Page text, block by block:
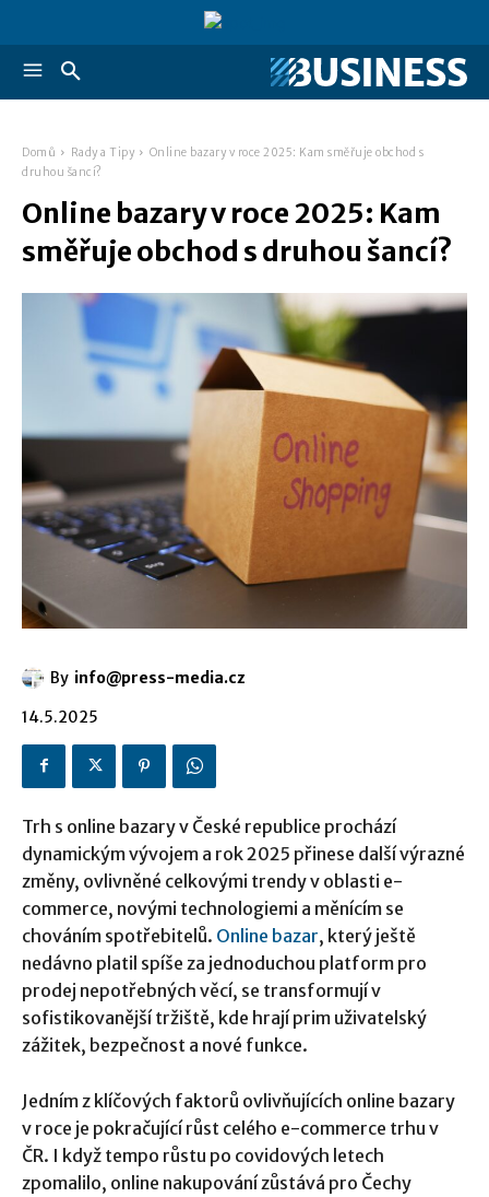
Domů Rady a Tipy
Online bazary v roce 2025: Kam směřuje obchod s
druhou šancí?
Online bazary v roce 2025: Kam
směřuje obchod s druhou šancí?
By info@press-media.cz
14.5.2025
Trh s online bazary v České republice prochází
dynamickým vývojem a rok 2025 přinese další výrazné
změny, ovlivněné celkovými trendy v oblasti e-
commerce, novými technologiemi a měnícím se
chováním spotřebitelů. Online bazar, který ještě
nedávno platil spíše za jednoduchou platform pro
prodej nepotřebných věcí, se transformují v
sofistikovanější tržiště, kde hrají prim uživatelský
zážitek, bezpečnost a nové funkce.
Jedním z klíčových faktorů ovlivňujících online bazary
v roce je pokračující růst celého e-commerce trhu v
ČR. I když tempo růstu po covidových letech
zpomalilo, online nakupování zůstává pro Čechy